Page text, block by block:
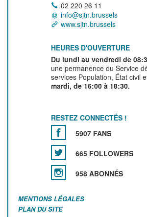
02 220 26 11
info@sjtn.brussels
www.sjtn.brussels
HEURES D'OUVERTURE
Du lundi au vendredi de
une permanence du Service
services Population, État civil
mardi, de 16:00 à 18:30.
RESTEZ CONNECTÉS !
5907 FANS
665 FOLLOWERS
958 ABONNÉS
MENTIONS LÉGALES
PLAN DU SITE